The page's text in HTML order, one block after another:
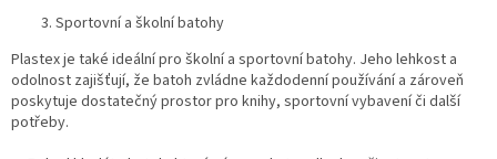
Sportovní a školní batohy
Plastex je také ideální pro školní a sportovní batohy. Jeho lehkost a
odolnost zajišťují, že batoh zvládne každodenní používání a zároveň
poskytuje dostatečný prostor pro knihy, sportovní vybavení či další
potřeby.